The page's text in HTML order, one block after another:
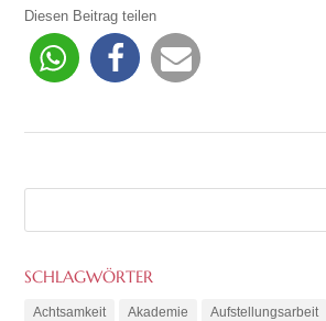
Diesen Beitrag teilen
SCHLAGWÖRTER
Achtsamkeit Akademie Aufstellungsarbeit